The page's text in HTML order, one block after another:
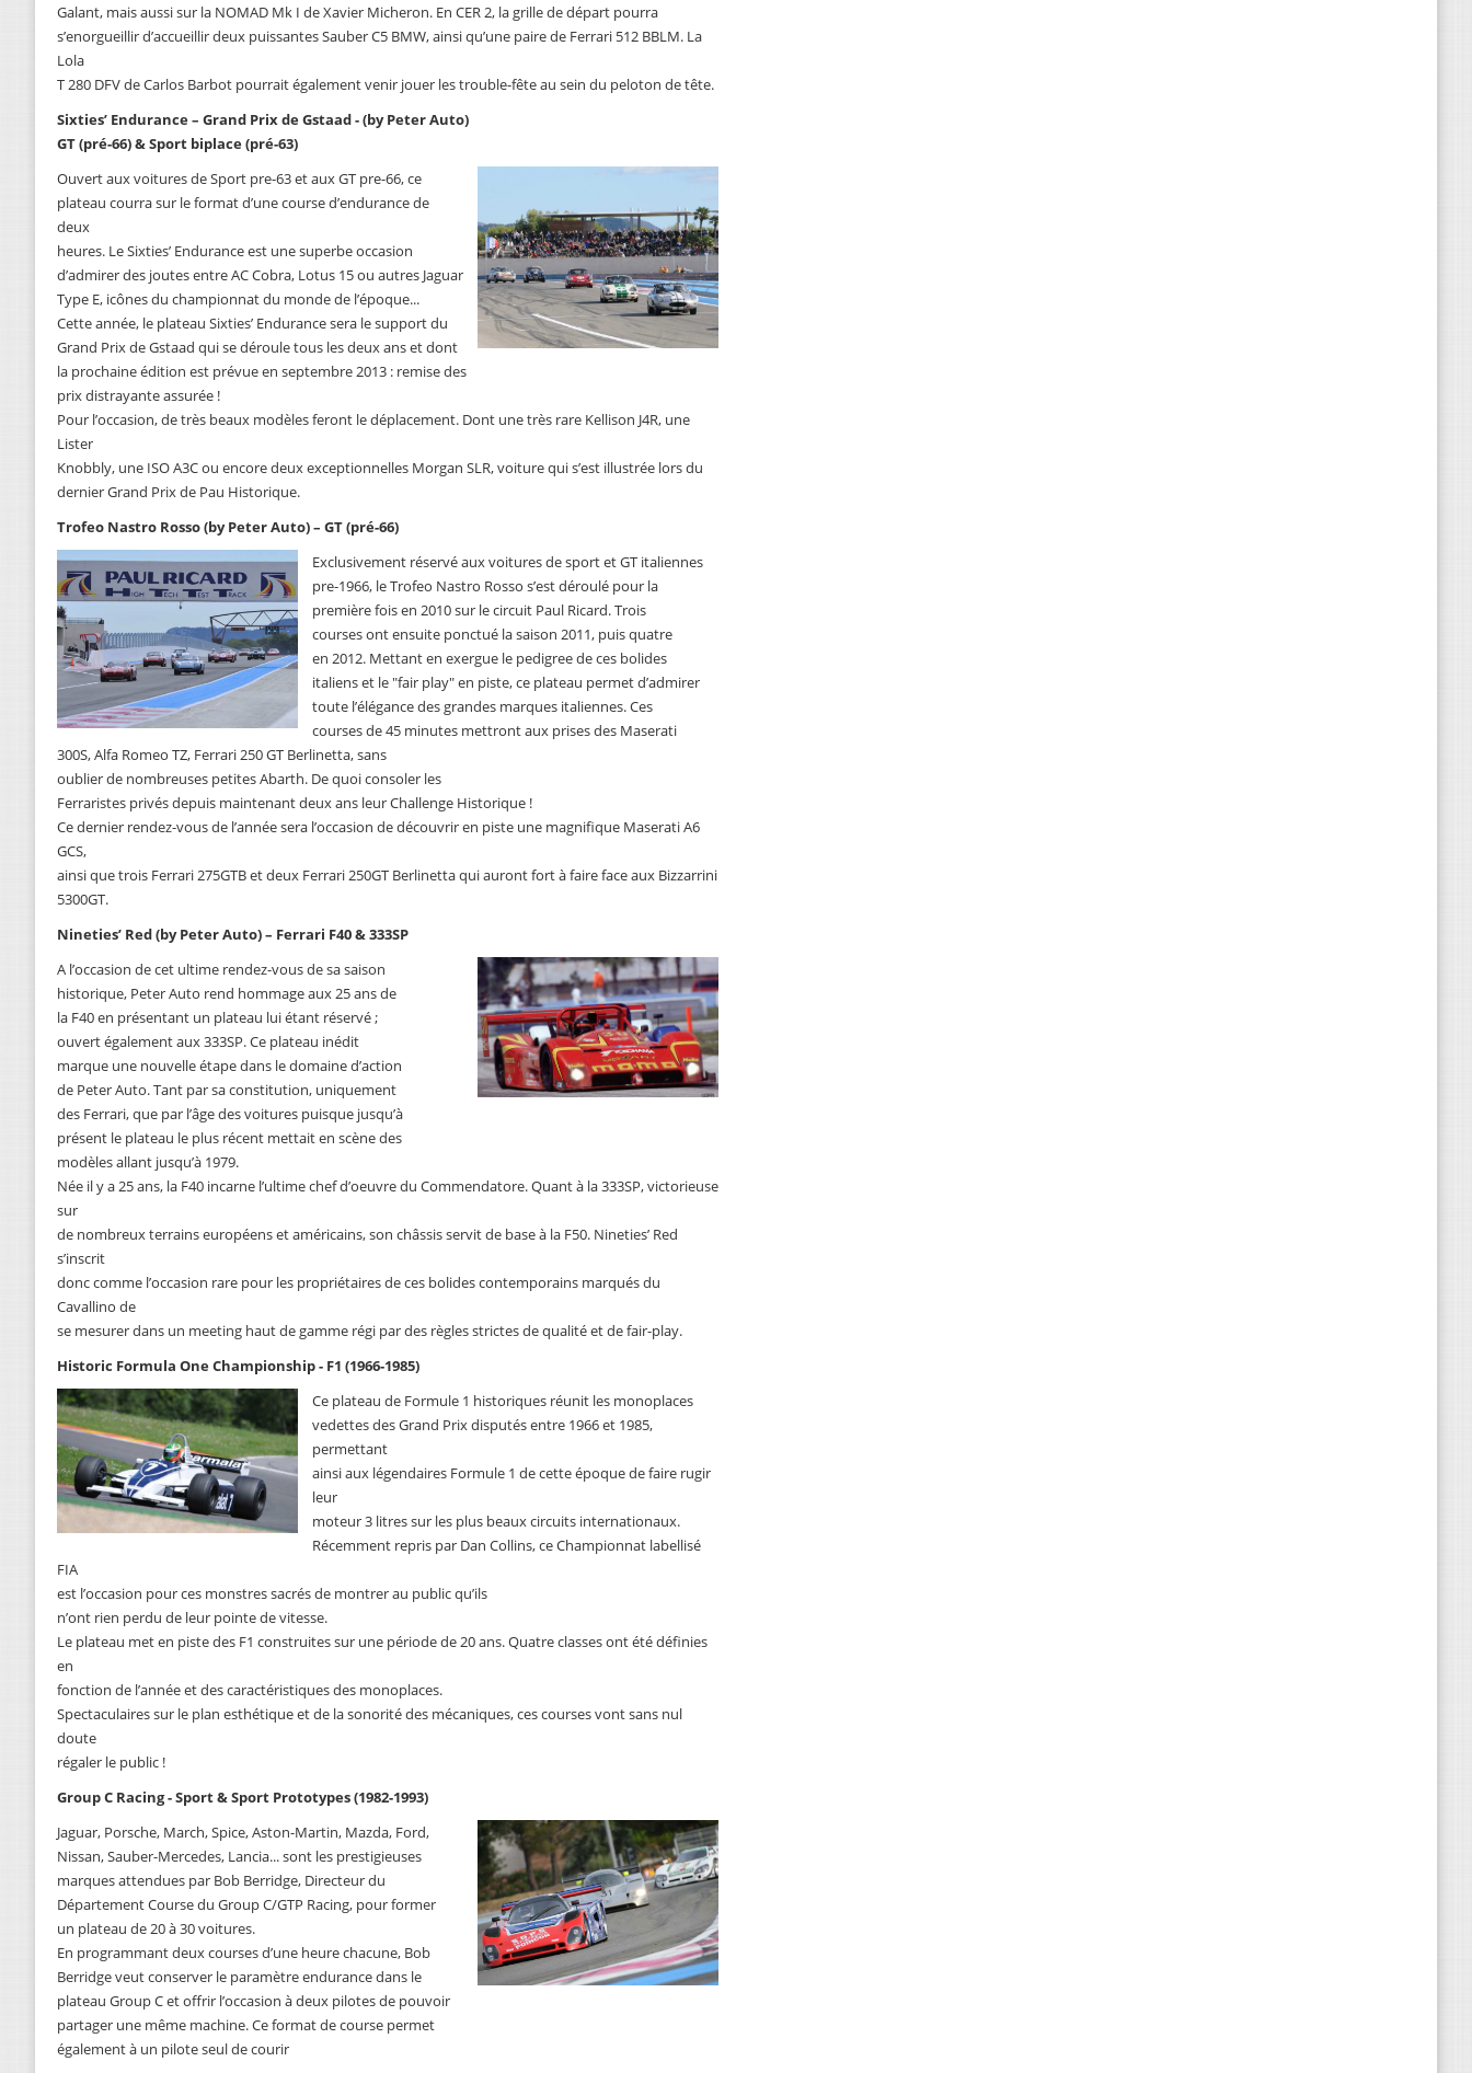
Galant, mais aussi sur la NOMAD Mk I de Xavier Micheron. En CER 2, la grille de départ pourra
s’enorgueillir d’accueillir deux puissantes Sauber C5 BMW, ainsi qu’une paire de Ferrari 512 BBLM. La
Lola
T 280 DFV de Carlos Barbot pourrait également venir jouer les trouble-fête au sein du peloton de tête.
Sixties’ Endurance – Grand Prix de Gstaad - (by Peter Auto)
GT (pré-66) & Sport biplace (pré-63)
Ouvert aux voitures de Sport pre-63 et aux GT pre-66, ce
plateau courra sur le format d’une course d’endurance de
deux
heures. Le Sixties’ Endurance est une superbe occasion
d’admirer des joutes entre AC Cobra, Lotus 15 ou autres Jaguar
Type E, icônes du championnat du monde de l’époque...
Cette année, le plateau Sixties’ Endurance sera le support du
Grand Prix de Gstaad qui se déroule tous les deux ans et dont
la prochaine édition est prévue en septembre 2013 : remise des
prix distrayante assurée !
Pour l’occasion, de très beaux modèles feront le déplacement. Dont une très rare Kellison J4R, une
Lister
Knobbly, une ISO A3C ou encore deux exceptionnelles Morgan SLR, voiture qui s’est illustrée lors du
dernier Grand Prix de Pau Historique.
Trofeo Nastro Rosso (by Peter Auto) – GT (pré-66)
Exclusivement réservé aux voitures de sport et GT italiennes
pre-1966, le Trofeo Nastro Rosso s’est déroulé pour la
première fois en 2010 sur le circuit Paul Ricard. Trois
courses ont ensuite ponctué la saison 2011, puis quatre
en 2012. Mettant en exergue le pedigree de ces bolides
italiens et le "fair play" en piste, ce plateau permet d’admirer
toute l’élégance des grandes marques italiennes. Ces
courses de 45 minutes mettront aux prises des Maserati
300S, Alfa Romeo TZ, Ferrari 250 GT Berlinetta, sans
oublier de nombreuses petites Abarth. De quoi consoler les
Ferraristes privés depuis maintenant deux ans leur Challenge Historique !
Ce dernier rendez-vous de l’année sera l’occasion de découvrir en piste une magnifique Maserati A6
GCS,
ainsi que trois Ferrari 275GTB et deux Ferrari 250GT Berlinetta qui auront fort à faire face aux Bizzarrini
5300GT.
Nineties’ Red (by Peter Auto) – Ferrari F40 & 333SP
A l’occasion de cet ultime rendez-vous de sa saison
historique, Peter Auto rend hommage aux 25 ans de
la F40 en présentant un plateau lui étant réservé ;
ouvert également aux 333SP. Ce plateau inédit
marque une nouvelle étape dans le domaine d’action
de Peter Auto. Tant par sa constitution, uniquement
des Ferrari, que par l’âge des voitures puisque jusqu’à
présent le plateau le plus récent mettait en scène des
modèles allant jusqu’à 1979.
Née il y a 25 ans, la F40 incarne l’ultime chef d’oeuvre du Commendatore. Quant à la 333SP, victorieuse
sur
de nombreux terrains européens et américains, son châssis servit de base à la F50. Nineties’ Red
s’inscrit
donc comme l’occasion rare pour les propriétaires de ces bolides contemporains marqués du
Cavallino de
se mesurer dans un meeting haut de gamme régi par des règles strictes de qualité et de fair-play.
Historic Formula One Championship - F1 (1966-1985)
Ce plateau de Formule 1 historiques réunit les monoplaces
vedettes des Grand Prix disputés entre 1966 et 1985,
permettant
ainsi aux légendaires Formule 1 de cette époque de faire rugir
leur
moteur 3 litres sur les plus beaux circuits internationaux.
Récemment repris par Dan Collins, ce Championnat labellisé
FIA
est l’occasion pour ces monstres sacrés de montrer au public qu’ils
n’ont rien perdu de leur pointe de vitesse.
Le plateau met en piste des F1 construites sur une période de 20 ans. Quatre classes ont été définies
en
fonction de l’année et des caractéristiques des monoplaces.
Spectaculaires sur le plan esthétique et de la sonorité des mécaniques, ces courses vont sans nul
doute
régaler le public !
Group C Racing - Sport & Sport Prototypes (1982-1993)
Jaguar, Porsche, March, Spice, Aston-Martin, Mazda, Ford,
Nissan, Sauber-Mercedes, Lancia... sont les prestigieuses
marques attendues par Bob Berridge, Directeur du
Département Course du Group C/GTP Racing, pour former
un plateau de 20 à 30 voitures.
En programmant deux courses d’une heure chacune, Bob
Berridge veut conserver le paramètre endurance dans le
plateau Group C et offrir l’occasion à deux pilotes de pouvoir
partager une même machine. Ce format de course permet
également à un pilote seul de courir